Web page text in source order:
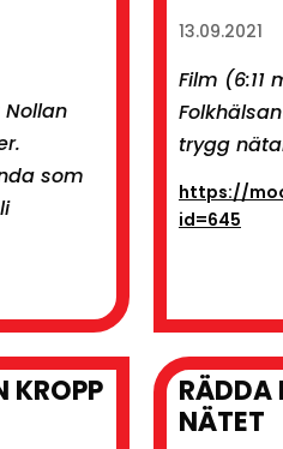
som
13.09.2021
Film (6:11
trygg
https://
id=645
KROPP
RÄDDA
NÄTET